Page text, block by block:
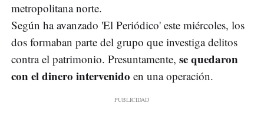
metropolitana norte.
Según ha avanzado 'El Periódico' este miércoles, los
dos formaban parte del grupo que investiga delitos
contra el patrimonio. Presuntamente, se quedaron
con el dinero intervenido en una operación.